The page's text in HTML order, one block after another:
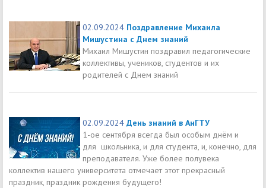
02.09.2024 Поздравление Михаила
Мишустина с Днем знаний
Михаил Мишустин поздравил педагогические
коллективы, учеников, студентов и их
родителей с Днем знаний
02.09.2024 День знаний в АнГТУ
1-ое сентября всегда был особым днём и
для школьника, и для студента, и, конечно, для
преподавателя. Уже более полувека
коллектив нашего университета отмечает этот прекрасный
праздник, праздник рождения будущего!